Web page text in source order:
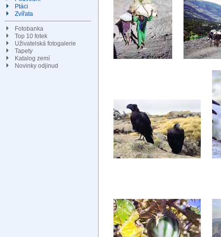
Ptáci
Zvířata
Fotobanka
Top 10 fotek
Uživatelská fotogalerie
Tapety
Katalog zemí
Novinky odjinud